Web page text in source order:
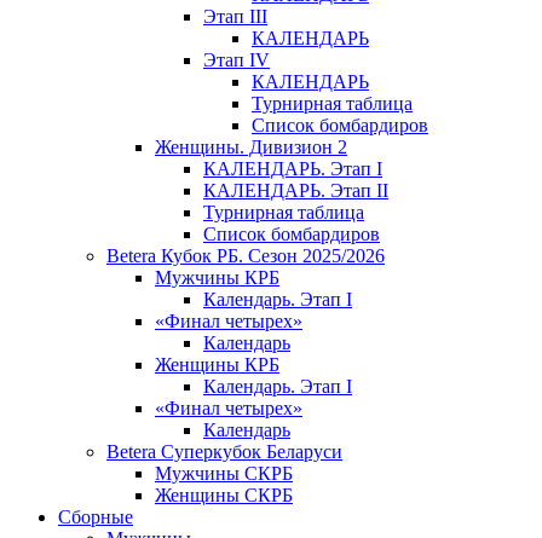
Этап III
КАЛЕНДАРЬ
Этап IV
КАЛЕНДАРЬ
Турнирная таблица
Список бомбардиров
Женщины. Дивизион 2
КАЛЕНДАРЬ. Этап I
КАЛЕНДАРЬ. Этап II
Турнирная таблица
Список бомбардиров
Betera Кубок РБ. Сезон 2025/2026
Мужчины КРБ
Календарь. Этап I
«Финал четырех»
Календарь
Женщины КРБ
Календарь. Этап I
«Финал четырех»
Календарь
Betera Суперкубок Беларуси
Мужчины СКРБ
Женщины СКРБ
Сборные